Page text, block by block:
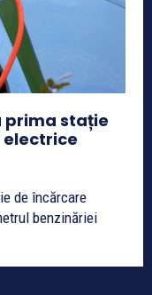
prima stație
de încărcare
benzinăriei